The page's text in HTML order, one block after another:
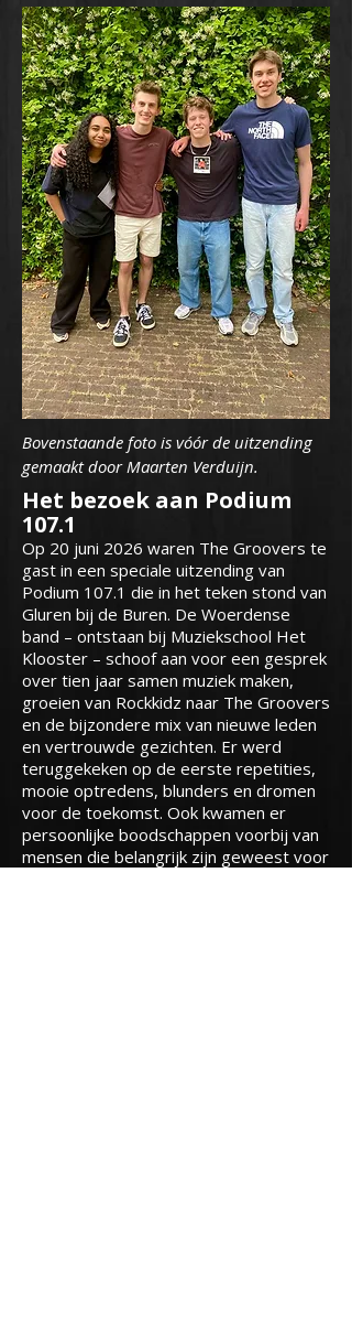
Bovenstaande foto is vóór de uitzending
gemaakt door Maarten Verduijn.
Het bezoek aan Podium
107.1
Op 20 juni 2026 waren The Groovers te
gast in een speciale uitzending van
Podium 107.1 die in het teken stond van
Gluren bij de Buren. De Woerdense
band – ontstaan bij Muziekschool Het
Klooster – schoof aan voor een gesprek
over tien jaar samen muziek maken,
groeien van Rockkidz naar The Groovers
en de bijzondere mix van nieuwe leden
en vertrouwde gezichten. Er werd
teruggekeken op de eerste repetities,
mooie optredens, blunders en dromen
voor de toekomst. Ook kwamen er
persoonlijke boodschappen voorbij van
mensen die belangrijk zijn geweest voor